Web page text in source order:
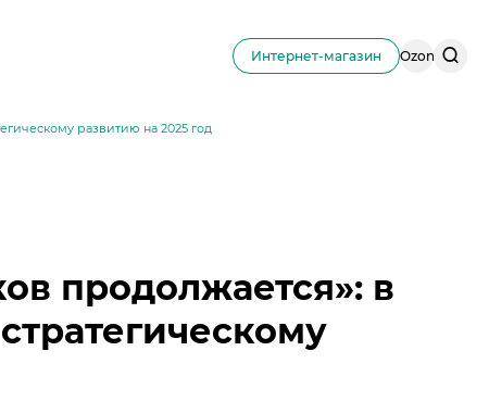
Интернет-магазин Ozon
развитию на 2025 год
продолжается»: в